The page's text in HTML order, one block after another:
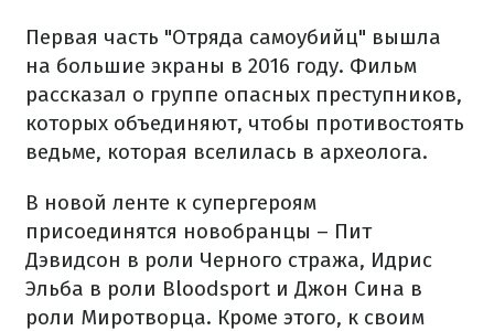
Первая часть "Отряда самоубийц" вышла
на большие экраны в 2016 году. Фильм
рассказал о группе опасных преступников,
которых объединяют, чтобы противостоять
ведьме, которая вселилась в археолога.
В новой ленте к супергероям
присоединятся новобранцы – Пит
Дэвидсон в роли Черного стража, Идрис
Эльба в роли Bloodsport и Джон Сина в
роли Миротворца. Кроме этого, к своим